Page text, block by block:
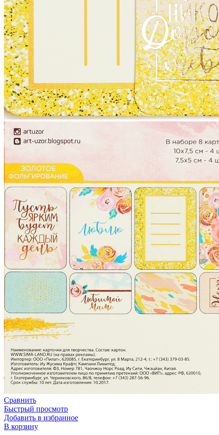
Сравнить
Быстрый просмотр
Добавить в избранное
В корзину